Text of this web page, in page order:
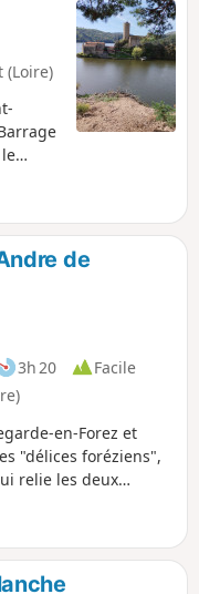
(Loire)
de
3h 20
Facile
en-Forez et
"délices foréziens",
relie les deux